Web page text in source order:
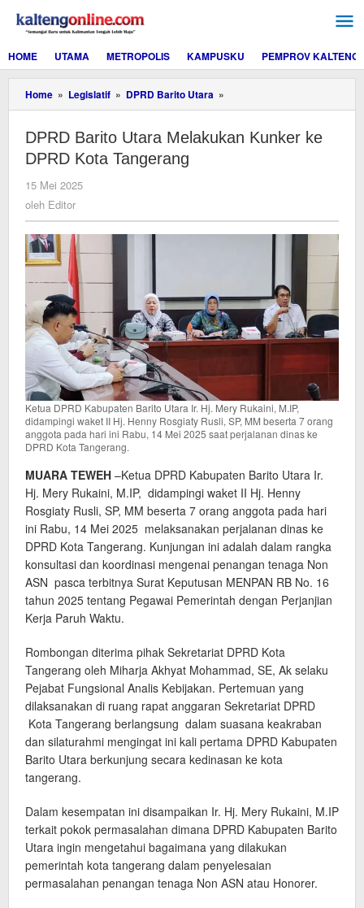
konten
HOME
UTAMA METROPOLIS KAMPUSKU PEMPROV KALTENG
Home » Legislatif » DPRD Barito Utara »
Barito
Melakukan
DPRD Barito Utara Melakukan Kunker ke
DPRD Kota Tangerang
15 Mei 2025
oleh Editor
Ketua DPRD Kabupaten Barito Utara Ir. Hj. Mery Rukaini, M.IP,
didampingi waket II Hj. Henny Rosgiaty Rusli, SP, MM beserta 7 orang
anggota pada hari ini Rabu, 14 Mei 2025 saat perjalanan dinas ke
DPRD Kota Tangerang.
MUARA TEWEH –Ketua DPRD Kabupaten Barito Utara Ir.
Hj. Mery Rukaini, M.IP, didampingi waket II Hj. Henny
Rosgiaty Rusli, SP, MM beserta 7 orang anggota pada hari
ini Rabu, 14 Mei 2025 melaksanakan perjalanan dinas ke
DPRD Kota Tangerang. Kunjungan ini adalah dalam rangka
konsultasi dan koordinasi mengenai penangan tenaga Non
ASN pasca terbitnya Surat Keputusan MENPAN RB No. 16
tahun 2025 tentang Pegawai Pemerintah dengan Perjanjian
Kerja Paruh Waktu.
Rombongan diterima pihak Sekretariat DPRD Kota
Tangerang oleh Miharja Akhyat Mohammad, SE, Ak selaku
Pejabat Fungsional Analis Kebijakan. Pertemuan yang
dilaksanakan di ruang rapat anggaran Sekretariat DPRD
Kota Tangerang berlangsung dalam suasana keakraban
dan silaturahmi mengingat ini kali pertama DPRD Kabupaten
Barito Utara berkunjung secara kedinasan ke kota
tangerang.
Dalam kesempatan ini disampaikan Ir. Hj. Mery Rukaini, M.IP
terkait pokok permasalahan dimana DPRD Kabupaten Barito
Utara ingin mengetahui bagaimana yang dilakukan
pemerintah kota tangerang dalam penyelesaian
permasalahan penangan tenaga Non ASN atau Honorer.